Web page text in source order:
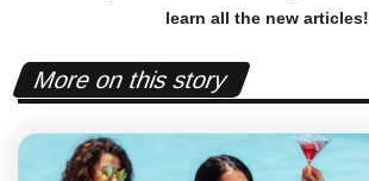
learn all the new articles!
More on this story